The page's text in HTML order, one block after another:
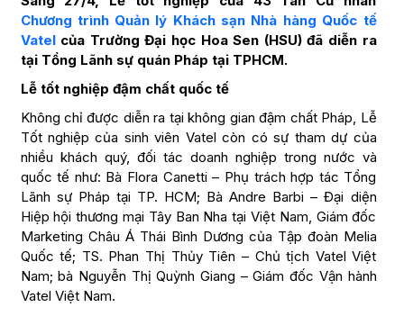
Chương trình Quản lý Khách sạn Nhà hàng Quốc tế
Vatelcủa Trường Đại học Hoa Sen (HSU) đã diễn ra
tại Tổng Lãnh sự quán Pháp tại TPHCM.
Lễ tốt nghiệp đậm chất quốc tế
Không chỉ được diễn ra tại không gian đậm chất Pháp, Lễ
Tốt nghiệp của sinh viên Vatel còn có sự tham dự của
nhiều khách quý, đối tác doanh nghiệp trong nước và
quốc tế như: Bà Flora Canetti – Phụ trách hợp tác Tổng
Lãnh sự Pháp tại TP. HCM; Bà Andre Barbi – Đại diện
Hiệp hội thương mại Tây Ban Nha tại Việt Nam, Giám đốc
Marketing Châu Á Thái Bình Dương của Tập đoàn Melia
Quốc tế; TS. Phan Thị Thủy Tiên – Chủ tịch Vatel Việt
Nam; bà Nguyễn Thị Quỳnh Giang – Giám đốc Vận hành
Vatel Việt Nam.